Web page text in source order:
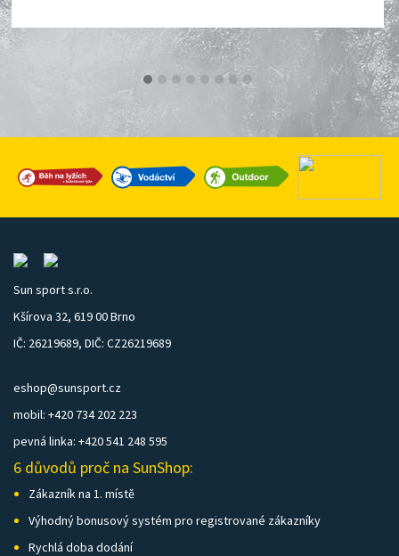
Sun sport s.r.o.
Kšírova 32, 619 00 Brno
IČ: 26219689, DIČ: CZ26219689
eshop@sunsport.cz
mobil: +420 734 202 223
pevná linka: +420 541 248 595
6 důvodů proč na SunShop:
Zákazník na 1. místě
Výhodný bonusový systém pro registrované zákazníky
Rychlá doba dodání